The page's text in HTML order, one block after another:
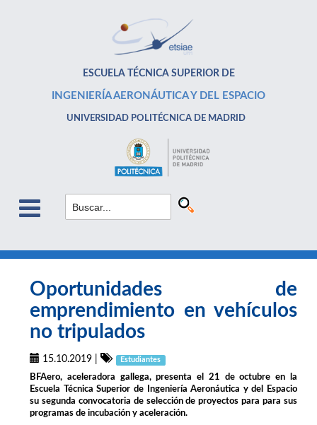
ESCUELA TÉCNICA SUPERIOR DE
INGENIERÍA AERONÁUTICA Y DEL ESPACIO
UNIVERSIDAD POLITÉCNICA DE MADRID
Oportunidades de
emprendimiento en vehículos
no tripulados
15.10.2019 Estudiantes
BFAero, aceleradora gallega, presenta el 21 de octubre en la
Escuela Técnica Superior de Ingeniería Aeronáutica y del Espacio
su segunda convocatoria de selección de proyectos para para sus
programas de incubación y aceleración.